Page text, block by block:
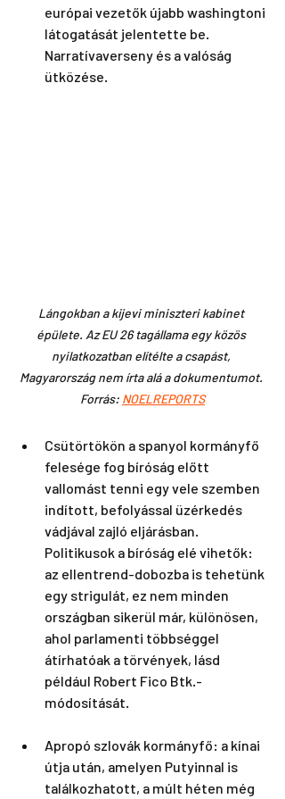
európai vezetők újabb washingtoni
látogatását jelentette be.
Narratívaverseny és a valóság
ütközése.
Lángokban a kijevi miniszteri kabinet
épülete. Az EU 26 tagállama egy közös
nyilatkozatban elítélte a csapást,
Magyarország nem írta alá a dokumentumot.
Forrás: NOELREPORTS
Csütörtökön a spanyol kormányfő
felesége fog bíróság előtt
vallomást tenni egy vele szemben
indított, befolyással üzérkedés
vádjával zajló eljárásban.
Politikusok a bíróság elé vihetők:
az ellentrend-dobozba is tehetünk
egy strigulát, ez nem minden
országban sikerül már, különösen,
ahol parlamenti többséggel
átírhatóak a törvények, lásd
például Robert Fico Btk.-
módosítását.
Apropó szlovák kormányfő: a kínai
útja után, amelyen Putyinnal is
találkozhatott, a múlt héten még